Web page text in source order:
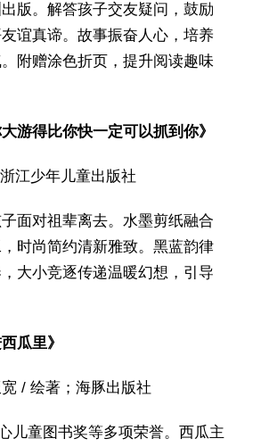
版。解答孩子交友疑问，鼓励
谊真谛。故事振奋人心，培养
附赠涂色折页，提升阅读趣味
游得比你快一定可以抓到你》
江少年儿童出版社
面对祖辈离去。水墨剪纸融合
时尚简约清新雅致。黑蓝韵律
大小竞逐传递温暖幻想，引导
瓜里》
/ 绘著；海豚出版社
儿童图书奖等多项荣誉。西瓜主